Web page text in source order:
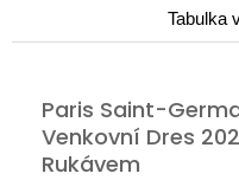
Tabulka
Paris Saint-
Venkovní Dres
Rukávem